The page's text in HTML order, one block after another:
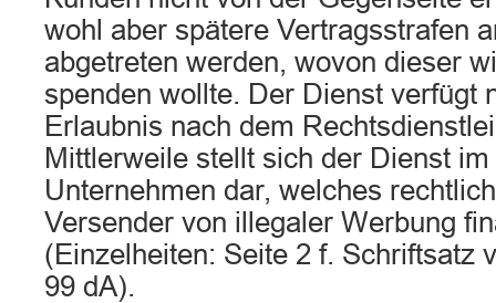
wohl aber spätere Vertragsstrafen
abgetreten werden, wovon dieser
spenden wollte. Der Dienst verfügt
Erlaubnis nach dem
Mittlerweile stellt sich der Dienst
Unternehmen dar, welches
Versender von illegaler Werbung
(Einzelheiten: Seite 2 f. Schriftsatz
99 dA).